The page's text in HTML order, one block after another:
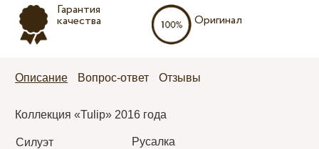
Гарантия
качества Оригинал
Описание Вопрос-ответ Отзывы
Коллекция «Tulip» 2016 года
Силуэт
Русалка